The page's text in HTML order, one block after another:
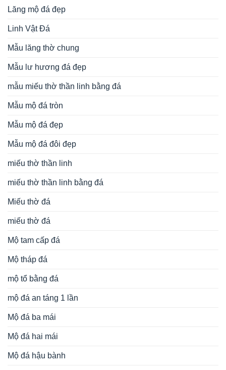
Lăng mộ đá đẹp
Linh Vật Đá
Mẫu lăng thờ chung
Mẫu lư hương đá đẹp
mẫu miếu thờ thần linh bằng đá
Mẫu mộ đá tròn
Mẫu mộ đá đẹp
Mẫu mộ đá đôi đẹp
miếu thờ thần linh
miếu thờ thần linh bằng đá
Miếu thờ đá
miếu thờ đá
Mộ tam cấp đá
Mộ tháp đá
mộ tổ bằng đá
mộ đá an táng 1 lần
Mộ đá ba mái
Mộ đá hai mái
Mộ đá hậu bành